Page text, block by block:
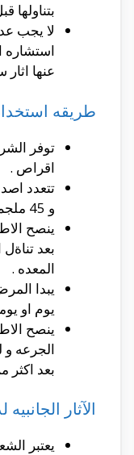
بتناولها
لا يجب
استشاره
عنها اثار
طريقه
توفر
اقراص .
و 45 ملجم .
ينصح
بعد
المعده .
يبدا
يوم او
ينصح
الجرعه و
بعد اكثر من 6
الآثار
يعتبر